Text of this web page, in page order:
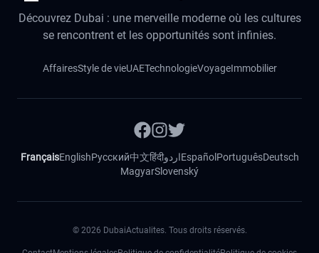
Découvrez Dubai : une merveille moderne où les cultures
se rencontrent et les opportunités sont infinies.
AffairesStyle de vieUAETechnologieVoyageImmobilier
FrançaisEnglishРусский中文हिंदीاردوEspañol PortuguêsDeutsch
MagyarSlovenský
© 2026 DubaiActualites. Tous droits réservés.